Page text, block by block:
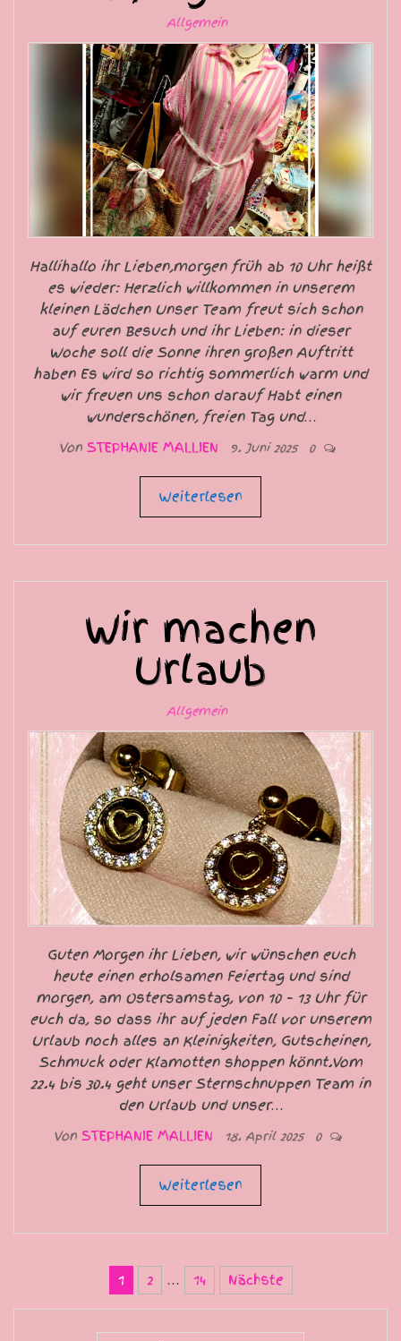
Allgemein
Hallihallo ihr Lieben,morgen früh ab 10 Uhr heißt
es wieder: Herzlich willkommen in unserem
kleinen Lädchen Unser Team freut sich schon
auf euren Besuch und ihr Lieben: in dieser
Woche soll die Sonne ihren großen Auftritt
haben Es wird so richtig sommerlich warm und
wir freuen uns schon darauf Habt einen
wunderschönen, freien Tag und…
Von STEPHANIE MALLIEN 9. Juni 2025 0
Weiterlesen
Wir machen
Urlaub
Allgemein
Guten Morgen ihr Lieben, wir wünschen euch
heute einen erholsamen Feiertag und sind
morgen, am Ostersamstag, von 10 – 13 Uhr für
euch da, so dass ihr auf jeden Fall vor unserem
Urlaub noch alles an Kleinigkeiten, Gutscheinen,
Schmuck oder Klamotten shoppen könnt.Vom
22.4 bis 30.4 geht unser Sternschnuppen Team in
den Urlaub und unser…
Von STEPHANIE MALLIEN 18. April 2025 0
Weiterlesen
Seitennummerierung der
1 2 … 14 Nächste